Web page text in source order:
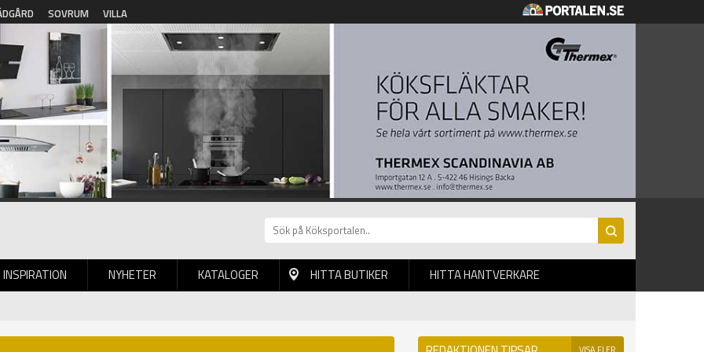
SOVRUM VILLA
INSPIRATION NYHETER KATALOGER HITTA BUTIKER HITTA HANTVERKARE